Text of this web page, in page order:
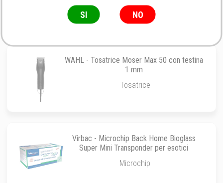
Tosatrice
WAHL - Tosatrice Moser Max 50 con testina
1 mm
Tosatrice
Virbac - Microchip Back Home Bioglass
Super Mini Transponder per esotici
Microchip
SI NO